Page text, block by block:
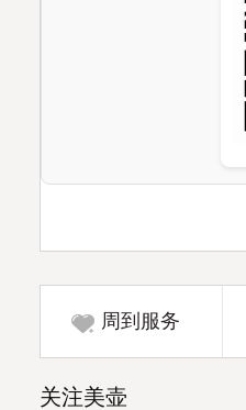
周到服务
关注美壶